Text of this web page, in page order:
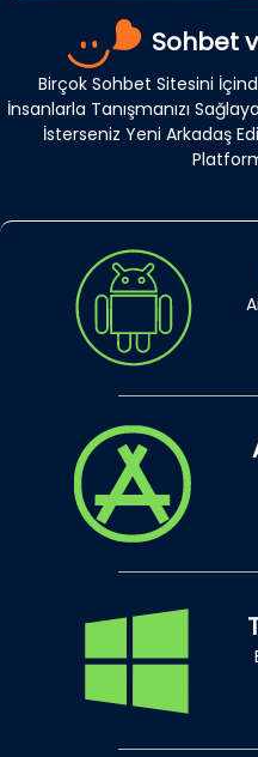
Sohbet
Birçok Sohbet Sitesini
İnsanlarla Tanışmanızı
İsterseniz Yeni Arkadaş